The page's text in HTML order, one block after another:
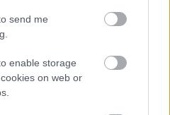
send me
enable storage
on web or
vs